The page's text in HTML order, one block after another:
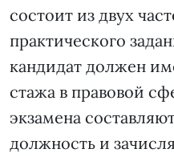
состоит из двух
практического
кандидат должен
стажа в правовой
экзамена
должность и